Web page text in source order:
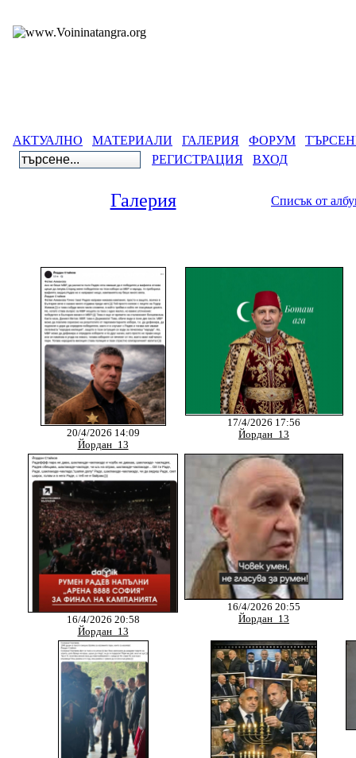
АКТУАЛНО МАТЕРИАЛИ ГАЛЕРИЯ ФОРУМ
РЕГИСТРАЦИЯ
ВХОД
Галерия Списък от
20/4/2026 14:09
Йордан_13
17/4/2026 17:56
Йордан_13
16/4/2026 20:58
Йордан_13
16/4/2026 20:55
Йордан_13